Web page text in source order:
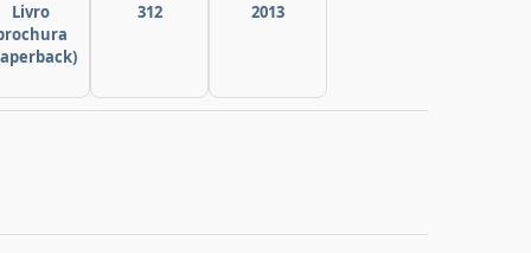
Livro
312 2013